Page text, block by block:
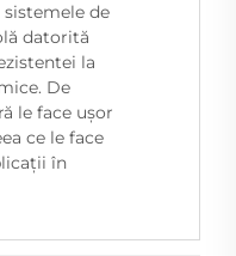
de
datorită
la
De
le face ușor
ce le face
în